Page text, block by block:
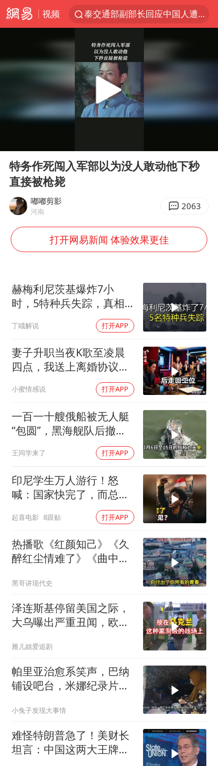
视频
泰交通部副部长回应中国人遭歧视手势
段绚竞因公牺牲 年仅44岁
男子结婚8年3个女儿均非亲生
台风白海豚逼近 暴雨大暴雨来袭
47岁妈妈突然产女 26岁女儿：很震惊
“中国蔬菜之乡”最高温达41.8℃
如何把百年大党建设得更加坚强有力？
Play
特务作死闯入军部以为没人敢动他下秒
直接被枪毙
嘟嘟剪影
河南 2063
打开网易新闻 体验效果更佳
赫梅利尼茨基爆炸7小
时，5特种兵失踪，真相
丁睋解说 打开APP
妻子升职当夜K歌至凌晨
四点，我送上离婚协议果
盘，隔天她拦在公司门
口：我们谈谈
小蜜情感说 打开APP
一百一十艘俄船被无人艇
“包圆”，黑海舰队后撤数
百里，制海权彻底易手
王同学来了 打开APP
印尼学生万人游行！怒
喊：国家快完了，而总统
起喜电影 8跟贴 打开APP
热播歌《红颜知己》《久
醉红尘情难了》《曲中
人》
黑哥讲现代史
泽连斯基停留美国之际，
大乌曝出严重丑闻，欧洲
雅儿姐爱追剧
帕里亚治愈系笑声，巴纳
铺设吧台，米娜纪录片
小兔子发现大事情
难怪特朗普急了！美财长
坦言：中国这两大王牌，